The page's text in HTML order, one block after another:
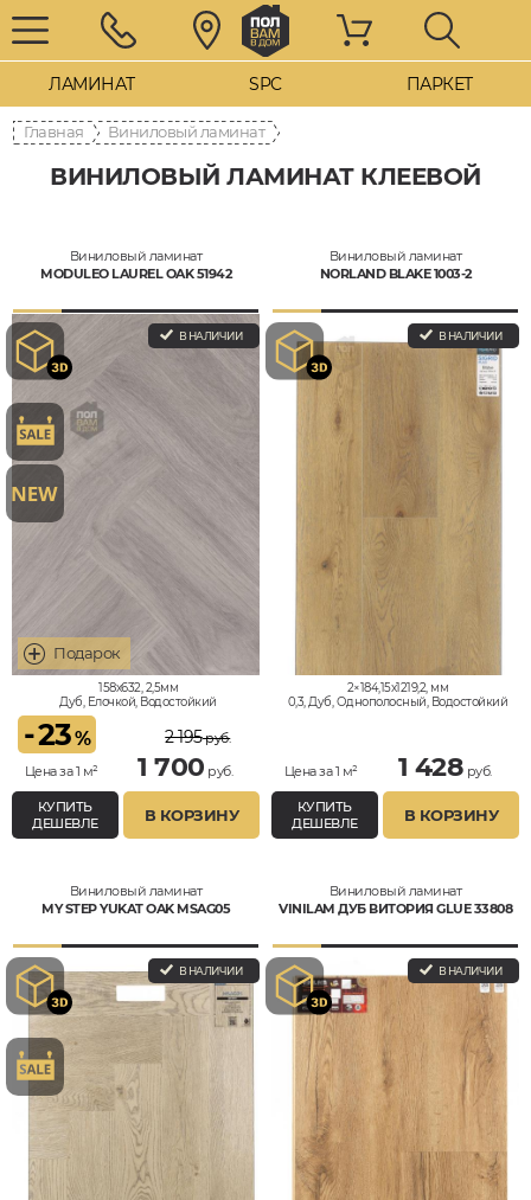
ЛАМИНАТ SPC ПАРКЕТ
Главная Виниловый ламинат
ВИНИЛОВЫЙ ЛАМИНАТ КЛЕЕВОЙ
Виниловый ламинат
MODULEO LAUREL OAK 51942
В НАЛИЧИИ
158x632, 2,5мм
Дуб, Елочкой, Водостойкий
-23%
Цена за 1 м²
2 195руб.
1 700 руб.
КУПИТЬ
ДЕШЕВЛЕ
В КОРЗИНУ
Виниловый ламинат
NORLAND BLAKE 1003-2
В НАЛИЧИИ
2×184,15x1219,2, мм
0,3, Дуб, Однополосный, Водостойкий
Цена за 1 м² 1 428 руб.
КУПИТЬ
ДЕШЕВЛЕ
В КОРЗИНУ
Виниловый ламинат
MY STEP YUKAT OAK MSAG05
В НАЛИЧИИ
Виниловый ламинат
VINILAM ДУБ ВИТОРИЯ GLUE 33808
В НАЛИЧИИ